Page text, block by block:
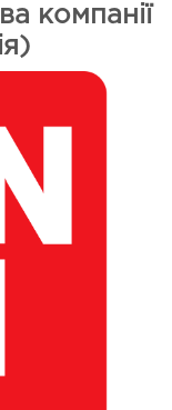
компанії